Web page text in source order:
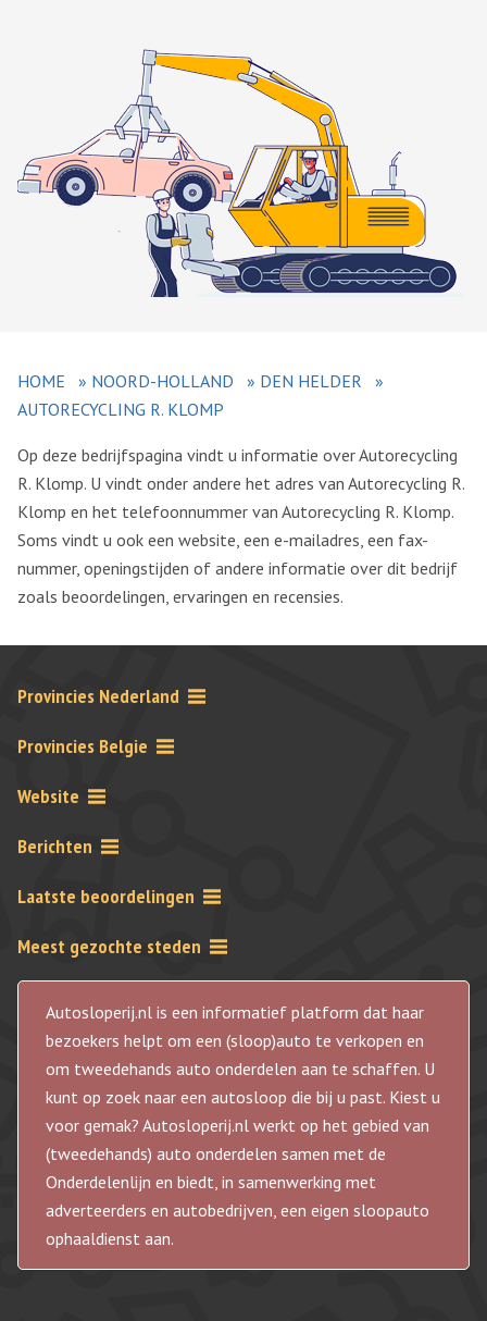
HOME » NOORD-HOLLAND » DEN HELDER
»
AUTORECYCLING R. KLOMP
Op deze bedrijfspagina vindt u informatie over Autorecycling
R. Klomp. U vindt onder andere het adres van Autorecycling R.
Klomp en het telefoonnummer van Autorecycling R. Klomp.
Soms vindt u ook een website, een e-mailadres, een fax-
nummer, openingstijden of andere informatie over dit bedrijf
zoals beoordelingen, ervaringen en recensies.
Provincies Nederland
Provincies Belgie
Website
Berichten
Laatste beoordelingen
Meest gezochte steden
Autosloperij.nl is een informatief platform dat haar
bezoekers helpt om een (sloop)auto te verkopen en
om tweedehands auto onderdelen aan te schaffen. U
kunt op zoek naar een autosloop die bij u past. Kiest u
voor gemak? Autosloperij.nl werkt op het gebied van
(tweedehands) auto onderdelen samen met de
Onderdelenlijn en biedt, in samenwerking met
adverteerders en autobedrijven, een eigen sloopauto
ophaaldienst aan.